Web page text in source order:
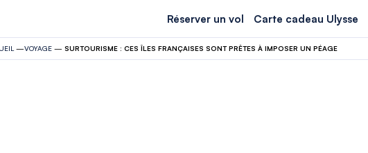
Réserver un vol Carte cadeau Ulysse
—VOYAGE— SURTOURISME : CES ÎLES FRANÇAISES SONT PRÊTES À IMPOSER UN PÉAGE